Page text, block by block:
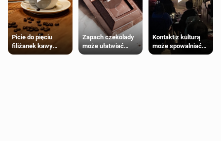
Picie do pięciu
filiżanek kawy
dziennie jest
Zapach czekolady
może ułatwiać
trening siłowy
Kontakt z kulturą
może spowalniać
starzenie